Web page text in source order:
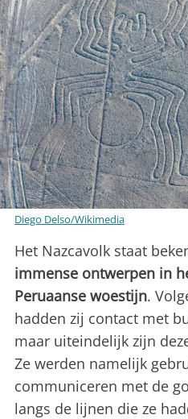
Diego Delso/Wikimedia
Het Nazcavolk staat
immense ontwerpen in
Peruaanse woestijn.
hadden zij contact met
maar uiteindelijk zijn
Ze werden namelijk
communiceren met de
langs de lijnen die ze